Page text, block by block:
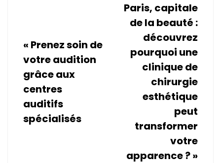
« Prenez soin de
votre audition
grâce aux
centres
auditifs
spécialisés
Paris, capitale
de la beauté :
découvrez
pourquoi une
clinique de
chirurgie
esthétique
peut
transformer
votre
apparence ?»